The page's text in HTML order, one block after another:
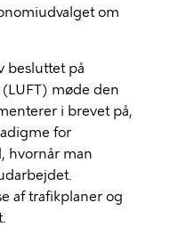
om
besluttet på
møde den
i brevet på,
for
hvornår man
af trafikplaner og